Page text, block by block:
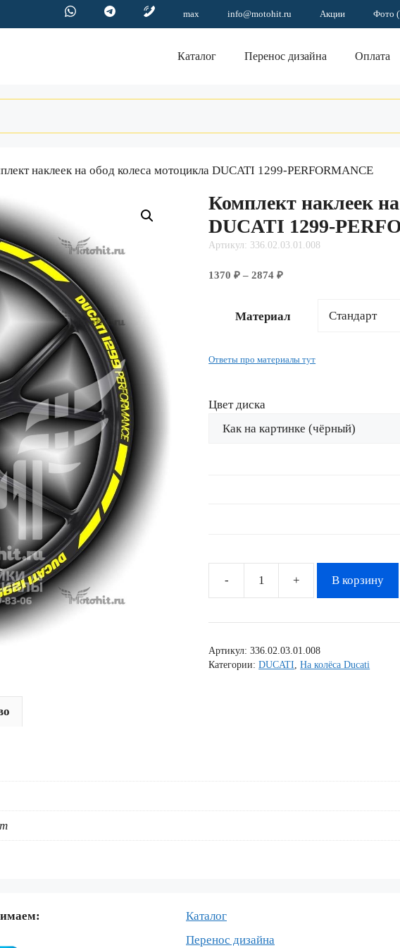
max info@motohit.ru Акции Фото
Каталог Перенос дизайна Оплата
наклеек на обод колеса мотоцикла DUCATI 1299-PERFORMANCE
Комплект наклеек
DUCATI 1299-
Артикул: 336.02.03.01.008
1370₽ – 2874₽Диапазон
–
Материал
Ответы про материалы тут
Цвет диска
Количество
Комплект
на
В корзину
Артикул:336.02.03.01.008
Категории:DUCATI ,На колёса Ducati
Каталог
Перенос дизайна